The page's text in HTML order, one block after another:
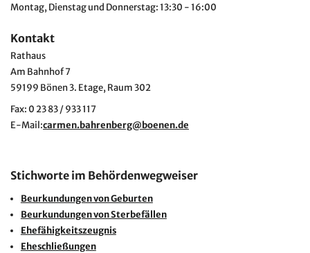
Montag, Dienstag und Donnerstag:13:30 - 16:00
Kontakt
Rathaus
Am Bahnhof 7
59199 Bönen 3. Etage, Raum 302
Fax: 0 23 83 / 933 117
E-Mail:carmen.bahrenberg@boenen.de
Stichworte im Behördenwegweiser
Beurkundungen von Geburten
Beurkundungen von Sterbefällen
Ehefähigkeitszeugnis
Eheschließungen